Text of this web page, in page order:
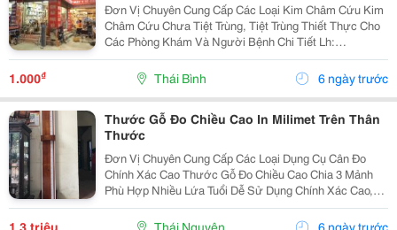
Đơn Vị Chuyên Cung Cấp Các Loại Kim Châm Cứu Kim
Châm Cứu Chưa Tiệt Trùng, Tiệt Trùng Thiết Thực Cho
Các Phòng Khám Và Người Bệnh Chi Tiết Lh:
0913354933
1.000₫ Thái Bình 6 ngày trước
Thước Gỗ Đo Chiều Cao In Milimet Trên Thân
Thước
Đơn Vị Chuyên Cung Cấp Các Loại Dụng Cụ Cân Đo
Chính Xác Cao Thước Gỗ Đo Chiều Cao Chia 3 Mảnh
Phù Hợp Nhiều Lứa Tuổi Dễ Sử Dụng Chính Xác Cao,
Gỗ Cn Qua Xử Lý Chi Tiết Lh: 0913354933
1,3 triệu Thái Nguyên 6 ngày trước